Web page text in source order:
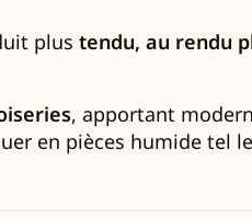
plus tendu, au rendu
, apportant
en pièces humide tel